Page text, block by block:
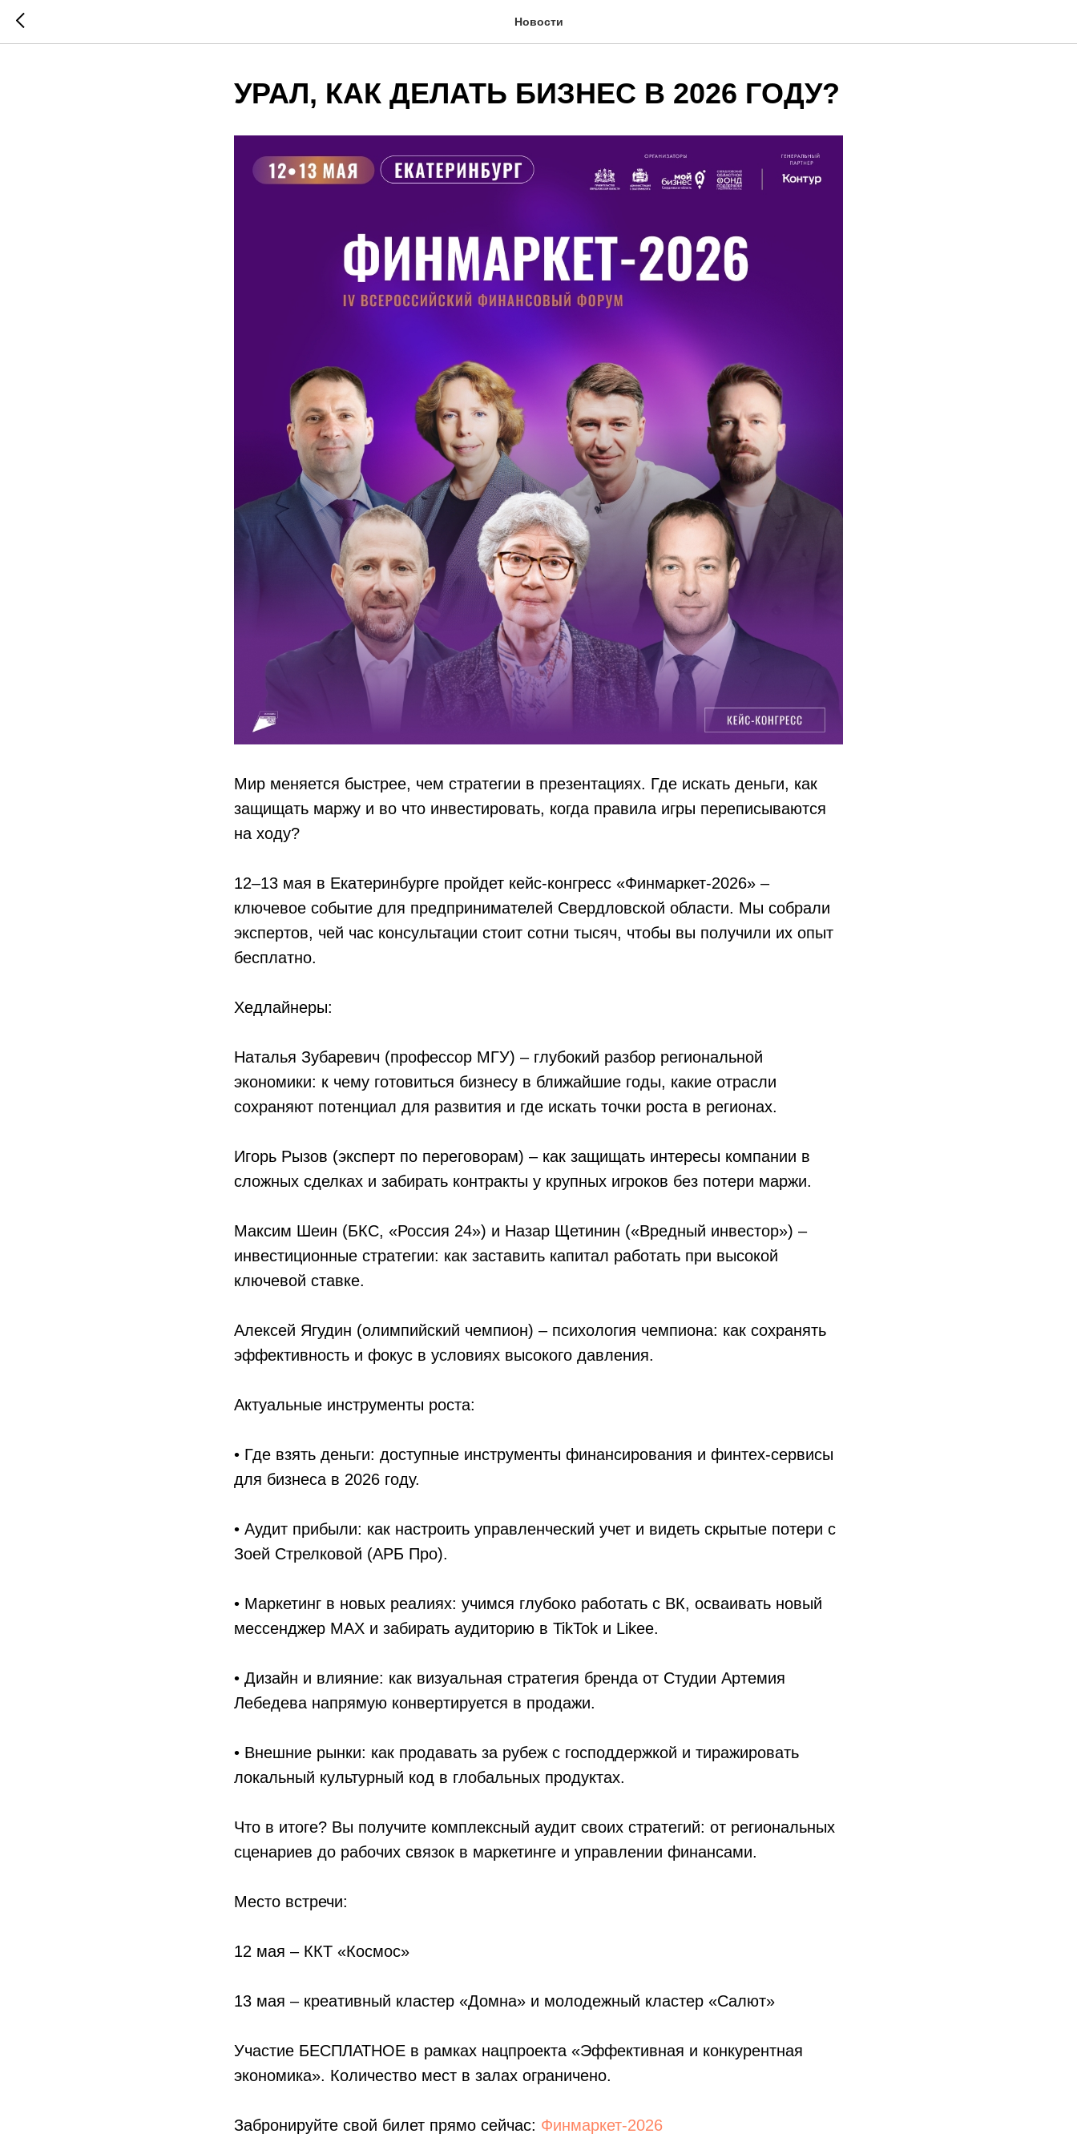
Новости
УРАЛ, КАК ДЕЛАТЬ БИЗНЕС В 2026 ГОДУ?
Мир меняется быстрее, чем стратегии в презентациях. Где искать деньги, как
защищать маржу и во что инвестировать, когда правила игры переписываются
на ходу?
12–13 мая в Екатеринбурге пройдет кейс-конгресс «Финмаркет-2026» –
ключевое событие для предпринимателей Свердловской области. Мы собрали
экспертов, чей час консультации стоит сотни тысяч, чтобы вы получили их опыт
бесплатно.
Хедлайнеры:
Наталья Зубаревич (профессор МГУ) – глубокий разбор региональной
экономики: к чему готовиться бизнесу в ближайшие годы, какие отрасли
сохраняют потенциал для развития и где искать точки роста в регионах.
Игорь Рызов (эксперт по переговорам) – как защищать интересы компании в
сложных сделках и забирать контракты у крупных игроков без потери маржи.
Максим Шеин (БКС, «Россия 24») и Назар Щетинин («Вредный инвестор») –
инвестиционные стратегии: как заставить капитал работать при высокой
ключевой ставке.
Алексей Ягудин (олимпийский чемпион) – психология чемпиона: как сохранять
эффективность и фокус в условиях высокого давления.
Актуальные инструменты роста:
• Где взять деньги: доступные инструменты финансирования и финтех-сервисы
для бизнеса в 2026 году.
• Аудит прибыли: как настроить управленческий учет и видеть скрытые потери с
Зоей Стрелковой (АРБ Про).
• Маркетинг в новых реалиях: учимся глубоко работать с ВК, осваивать новый
мессенджер MAX и забирать аудиторию в TikTok и Likee.
• Дизайн и влияние: как визуальная стратегия бренда от Студии Артемия
Лебедева напрямую конвертируется в продажи.
• Внешние рынки: как продавать за рубеж с господдержкой и тиражировать
локальный культурный код в глобальных продуктах.
Что в итоге? Вы получите комплексный аудит своих стратегий: от региональных
сценариев до рабочих связок в маркетинге и управлении финансами.
Место встречи:
12 мая – ККТ «Космос»
13 мая – креативный кластер «Домна» и молодежный кластер «Салют»
Участие БЕСПЛАТНОЕ в рамках нацпроекта «Эффективная и конкурентная
экономика». Количество мест в залах ограничено.
Забронируйте свой билет прямо сейчас: Финмаркет-2026